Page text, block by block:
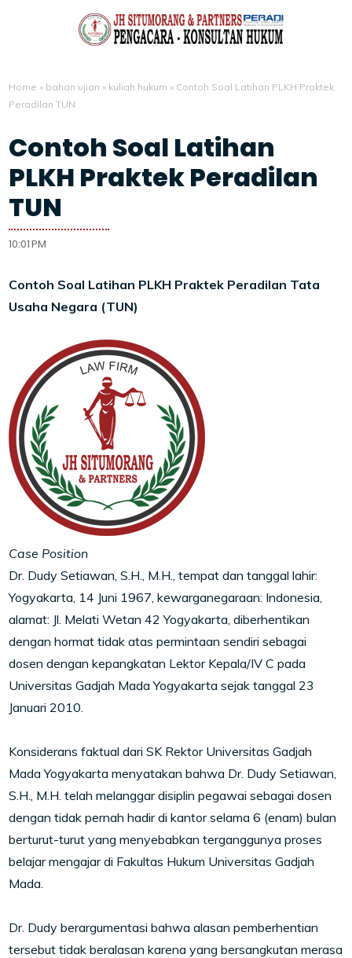
Home » bahan ujian » kuliah hukum » Contoh Soal Latihan PLKH Praktek
Peradilan TUN
Contoh Soal Latihan
PLKH Praktek Peradilan
TUN
10:01 PM
Contoh Soal Latihan PLKH Praktek Peradilan Tata
Usaha Negara (TUN)
Case Position
Dr. Dudy Setiawan, S.H., M.H., tempat dan tanggal lahir:
Yogyakarta, 14 Juni 1967, kewarganegaraan: Indonesia,
alamat: Jl. Melati Wetan 42 Yogyakarta, diberhentikan
dengan hormat tidak atas permintaan sendiri sebagai
dosen dengan kepangkatan Lektor Kepala/IV C pada
Universitas Gadjah Mada Yogyakarta sejak tanggal 23
Januari 2010.
Konsiderans faktual dari SK Rektor Universitas Gadjah
Mada Yogyakarta menyatakan bahwa Dr. Dudy Setiawan,
S.H., M.H. telah melanggar disiplin pegawai sebagai dosen
dengan tidak pernah hadir di kantor selama 6 (enam) bulan
berturut-turut yang menyebabkan terganggunya proses
belajar mengajar di Fakultas Hukum Universitas Gadjah
Mada.
Dr. Dudy berargumentasi bahwa alasan pemberhentian
tersebut tidak beralasan karena yang bersangkutan merasa